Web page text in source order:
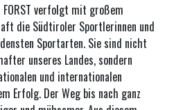
verfolgt mit großem
die Südtiroler Sportlerinnen und
Sportarten. Sie sind nicht
unseres Landes, sondern
und internationalen
Erfolg. Der Weg bis nach ganz